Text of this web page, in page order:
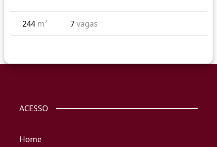
244 m² 7vagas
ACESSO
Home